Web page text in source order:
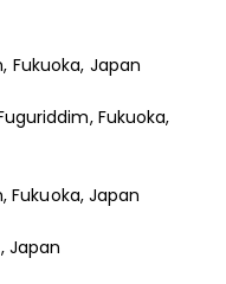
Fukuoka, Japan
Fukuoka,
Fukuoka, Japan
Japan